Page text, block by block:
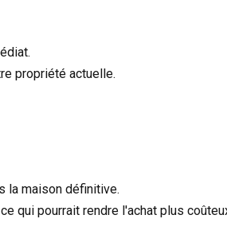
propriété actuelle.
la maison définitive.
qui pourrait rendre l'achat plus